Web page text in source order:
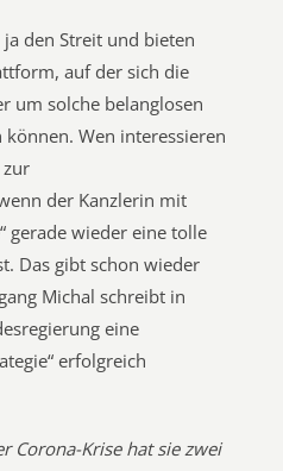
den Streit und bieten
auf der sich die
um solche belanglosen
Wen interessieren
zur
der Kanzlerin mit
gerade wieder eine tolle
Das gibt schon wieder
Michal schreibt in
eine
erfolgreich
Corona-Krise hat sie zwei